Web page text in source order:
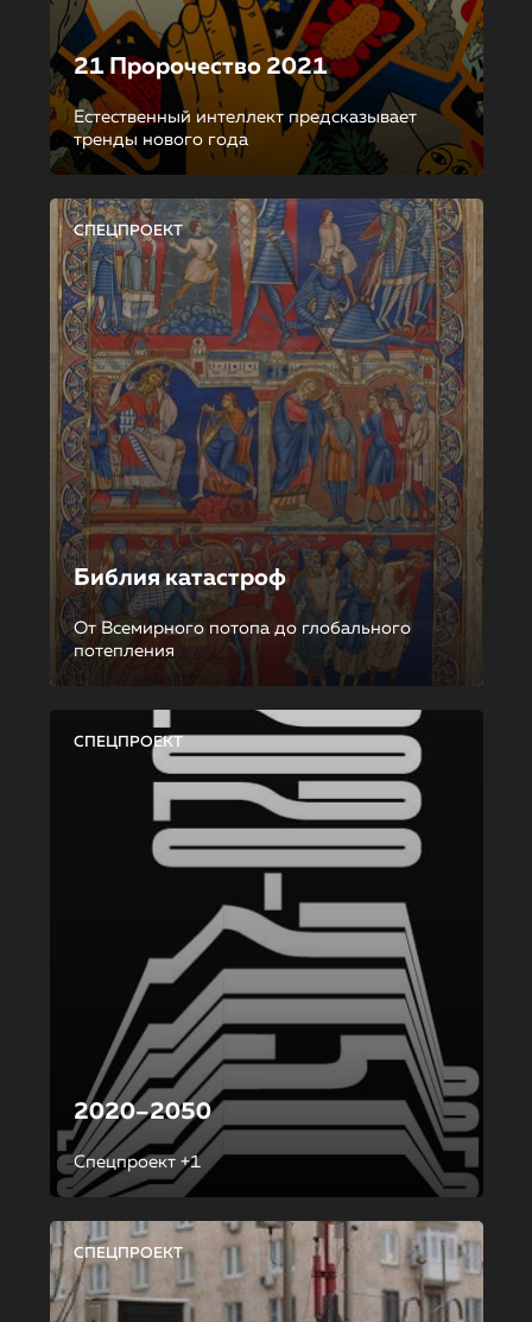
21 Пророчество 2021
Естественный интеллект предсказывает
тренды нового года
СПЕЦПРОЕКТ
Библия катастроф
От Всемирного потопа до глобального
потепления
СПЕЦПРОЕКТ
2020–2050
Спецпроект +1
СПЕЦПРОЕКТ